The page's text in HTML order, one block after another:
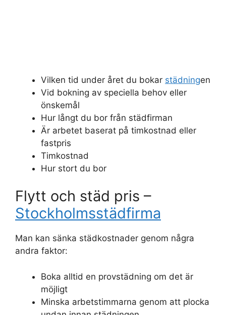
Vilken tid under året du bokar städningen
Vid bokning av speciella behov eller
önskemål
Hur långt du bor från städfirman
Är arbetet baserat på timkostnad eller
fastpris
Timkostnad
Hur stort du bor
Flytt och städ pris –
Stockholmsstädfirma
Man kan sänka städkostnader genom några
andra faktor:
Boka alltid en provstädning om det är
möjligt
Minska arbetstimmarna genom att plocka